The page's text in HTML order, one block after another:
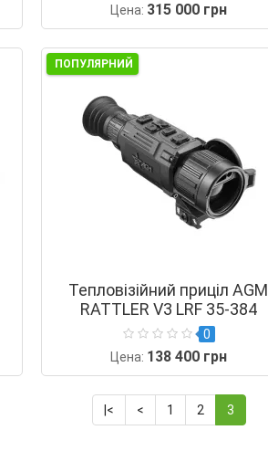
Цена: 315 000 грн
ПОПУЛЯРНИЙ
Тепловізійний приціл AGM
RATTLER V3 LRF 35-384
0
Цена: 138 400 грн
|< < 1 2
3